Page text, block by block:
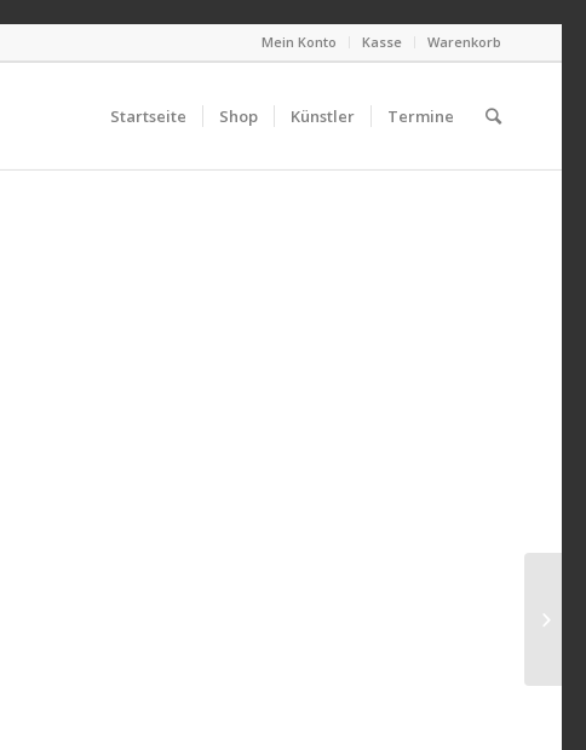
Mein Konto Kasse Warenkorb
Startseite Shop Künstler Termine